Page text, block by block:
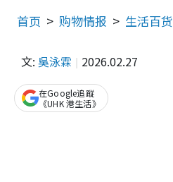
首页 购物情报 生活百货
文: 吳泳霖 2026.02.27
在Google追蹤
《UHK 港生活》